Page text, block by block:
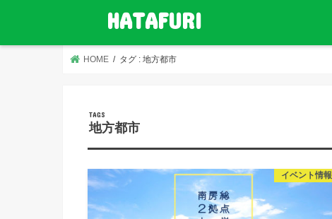
HATAFURI
HOME タグ : 地方都市
地方都市
イベント情報